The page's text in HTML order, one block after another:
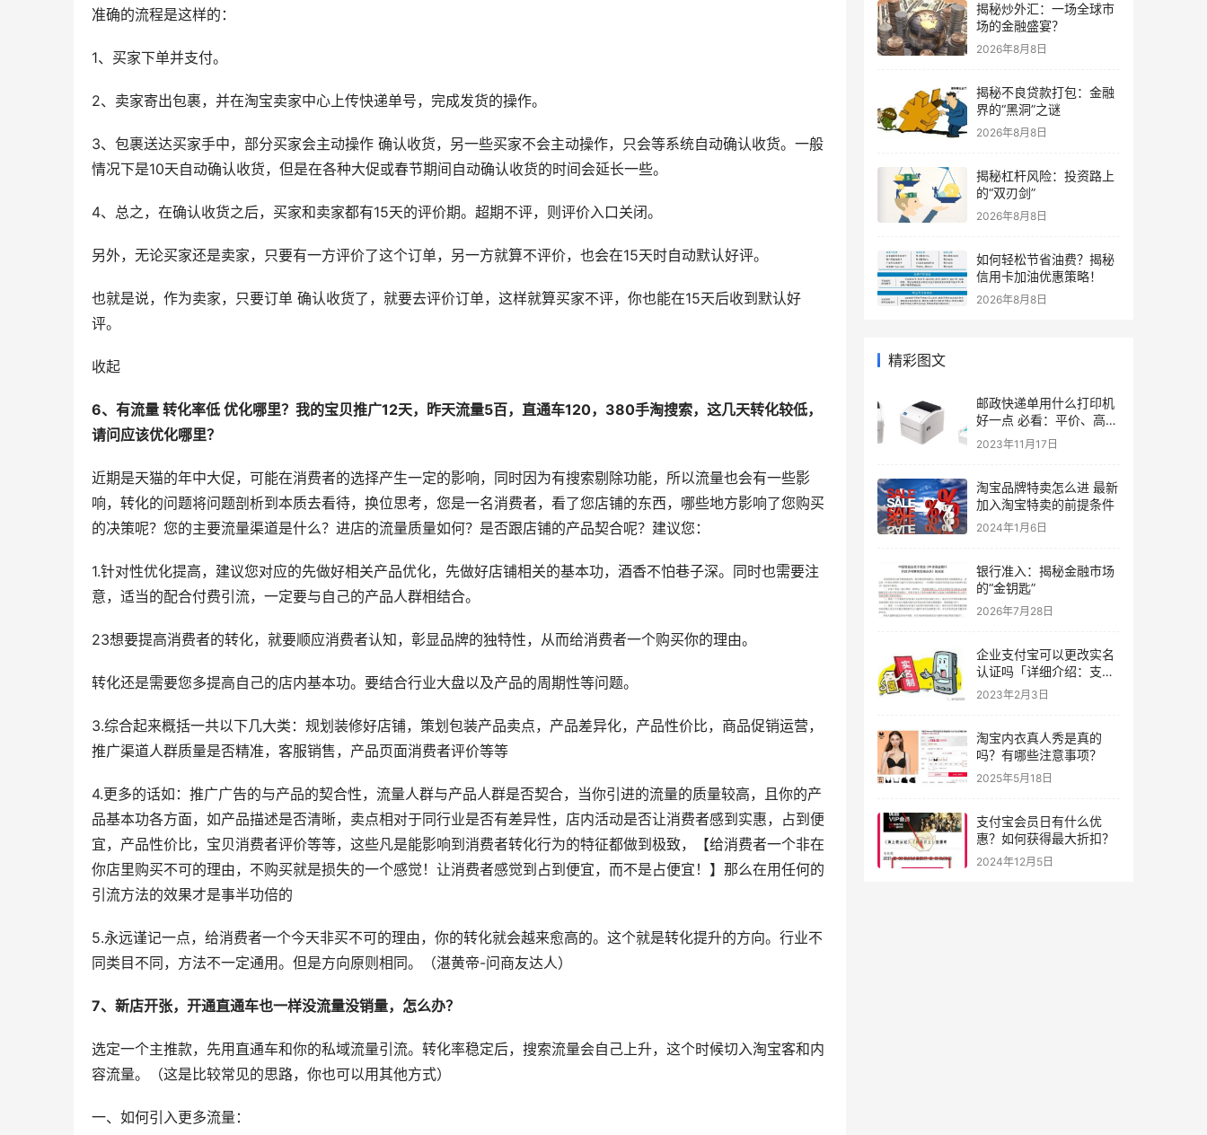
准确的流程是这样的：
1、买家下单并支付。
2、卖家寄出包裹，并在淘宝卖家中心上传快递单号，完成发货的操作。
3、包裹送达买家手中，部分买家会主动操作 确认收货，另一些买家不会主动操作，只会等系统自动确认收货。一般
情况下是10天自动确认收货，但是在各种大促或春节期间自动确认收货的时间会延长一些。
4、总之，在确认收货之后，买家和卖家都有15天的评价期。超期不评，则评价入口关闭。
另外，无论买家还是卖家，只要有一方评价了这个订单，另一方就算不评价，也会在15天时自动默认好评。
也就是说，作为卖家，只要订单 确认收货了，就要去评价订单，这样就算买家不评，你也能在15天后收到默认好
评。
收起
6、有流量 转化率低 优化哪里？我的宝贝推广12天，昨天流量5百，直通车120，380手淘搜索，这几天转化较低，
请问应该优化哪里？
近期是天猫的年中大促，可能在消费者的选择产生一定的影响，同时因为有搜索剔除功能，所以流量也会有一些影
响，转化的问题将问题剖析到本质去看待，换位思考，您是一名消费者，看了您店铺的东西，哪些地方影响了您购买
的决策呢？您的主要流量渠道是什么？进店的流量质量如何？是否跟店铺的产品契合呢？建议您：
1.针对性优化提高，建议您对应的先做好相关产品优化，先做好店铺相关的基本功，酒香不怕巷子深。同时也需要注
意，适当的配合付费引流，一定要与自己的产品人群相结合。
23想要提高消费者的转化，就要顺应消费者认知，彰显品牌的独特性，从而给消费者一个购买你的理由。
转化还是需要您多提高自己的店内基本功。要结合行业大盘以及产品的周期性等问题。
3.综合起来概括一共以下几大类：规划装修好店铺，策划包装产品卖点，产品差异化，产品性价比，商品促销运营，
推广渠道人群质量是否精准，客服销售，产品页面消费者评价等等
4.更多的话如：推广广告的与产品的契合性，流量人群与产品人群是否契合，当你引进的流量的质量较高，且你的产
品基本功各方面，如产品描述是否清晰，卖点相对于同行业是否有差异性，店内活动是否让消费者感到实惠，占到便
宜，产品性价比，宝贝消费者评价等等，这些凡是能影响到消费者转化行为的特征都做到极致，【给消费者一个非在
你店里购买不可的理由，不购买就是损失的一个感觉！让消费者感觉到占到便宜，而不是占便宜！】那么在用任何的
引流方法的效果才是事半功倍的
5.永远谨记一点，给消费者一个今天非买不可的理由，你的转化就会越来愈高的。这个就是转化提升的方向。行业不
同类目不同，方法不一定通用。但是方向原则相同。（湛黄帝-问商友达人）
7、新店开张，开通直通车也一样没流量没销量，怎么办？
选定一个主推款，先用直通车和你的私域流量引流。转化率稳定后，搜索流量会自己上升，这个时候切入淘宝客和内
容流量。（这是比较常见的思路，你也可以用其他方式）
一、如何引入更多流量：
揭秘炒外汇：一场全球市
场的金融盛宴？
2026年8月8日
揭秘不良贷款打包：金融
界的“黑洞”之谜
2026年8月8日
揭秘杠杆风险：投资路上
的“双刃剑”
2026年8月8日
如何轻松节省油费？揭秘
信用卡加油优惠策略！
2026年8月8日
精彩图文
邮政快递单用什么打印机
好一点 必看：平价、高性
能的快递单打印机推荐
2023年11月17日
淘宝品牌特卖怎么进 最新
加入淘宝特卖的前提条件
2024年1月6日
银行准入：揭秘金融市场
的“金钥匙”
2026年7月28日
企业支付宝可以更改实名
认证吗「详细介绍：支付
宝解除实名认证的步骤」
2023年2月3日
淘宝内衣真人秀是真的
吗？有哪些注意事项？
2025年5月18日
支付宝会员日有什么优
惠？如何获得最大折扣？
2024年12月5日